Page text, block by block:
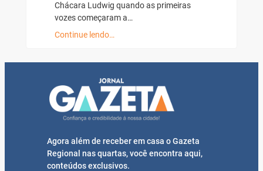
Chácara Ludwig quando as primeiras
vozes começaram a…
Continue lendo…
Agora além de receber em casa o Gazeta
Regional nas quartas, você encontra aqui,
conteúdos exclusivos.